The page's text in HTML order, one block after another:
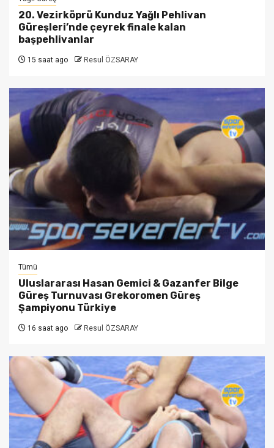
20. Vezirköprü Kunduz Yağlı Pehlivan
Güreşleri’nde çeyrek finale kalan
başpehlivanlar
15 saat ago Resul ÖZSARAY
Tümü
Uluslararası Hasan Gemici & Gazanfer Bilge
Güreş Turnuvası Grekoromen Güreş
Şampiyonu Türkiye
16 saat ago Resul ÖZSARAY